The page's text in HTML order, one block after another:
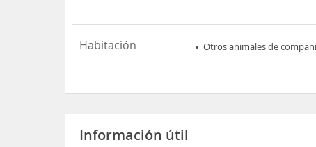
Habitación Otros animales de
Información útil